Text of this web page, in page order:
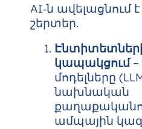
AI‑ն ավելացնում
շերտեր.
կապակցում–
մոդելները
նախնական
ամպային